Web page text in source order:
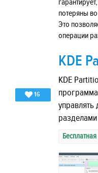
потеряны
Это
операции
16
KDE
KDE
управлять
Бесплатная